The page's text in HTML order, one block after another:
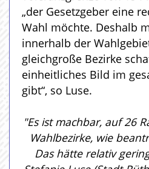
„der Gesetzgeber eine
Wahl möchte. Deshalb
innerhalb der
gleichgroße Bezirke
einheitliches Bild im
gibt“, so Luse.
"Es ist machbar, auf 26
Wahlbezirke, wie
Das hätte relativ